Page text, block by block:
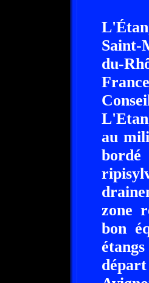
Saint-
du-
au
zone
bon